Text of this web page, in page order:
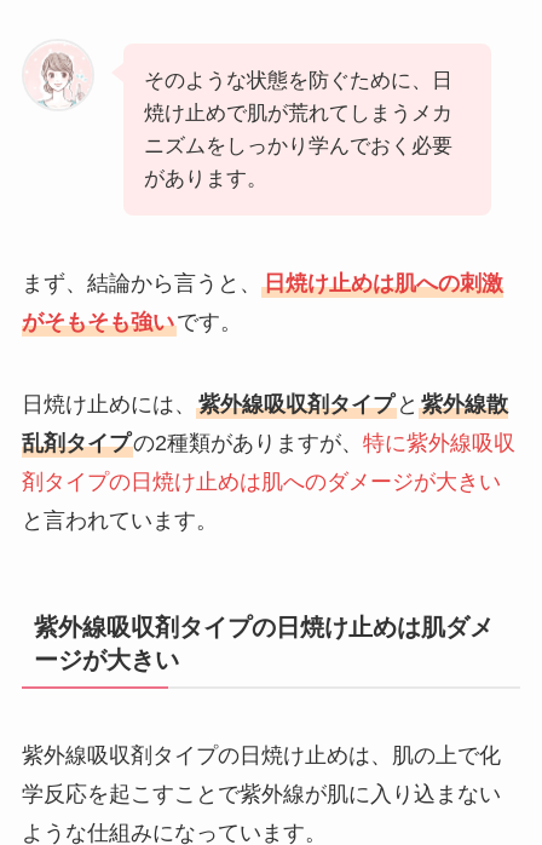
そのような状態を防ぐために、日
焼け止めで肌が荒れてしまうメカ
ニズムをしっかり学んでおく必要
があります。
まず、結論から言うと、 日焼け止めは肌への刺激
がそもそも強いです。
日焼け止めには、 紫外線吸収剤タイプと 紫外線散
乱剤タイプの2種類がありますが、 特に紫外線吸収
剤タイプの日焼け止めは肌へのダメージが大きい
と言われています。
紫外線吸収剤タイプの日焼け止めは肌ダメ
ージが大きい
紫外線吸収剤タイプの日焼け止めは、肌の上で化
学反応を起こすことで紫外線が肌に入り込まない
ような仕組みになっています。